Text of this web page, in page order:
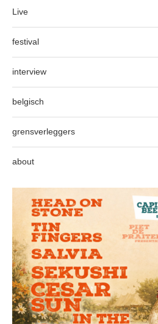
Live
festival
interview
belgisch
grensverleggers
about